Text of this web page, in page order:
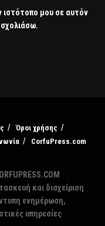
μου σε αυτόν
Όροι χρήσης
CorfuPress.com
και διαχείριση
ενημέρωση,
υπηρεσίες